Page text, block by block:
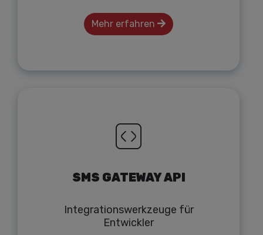
Mehr erfahren
SMS GATEWAY API
Integrationswerkzeuge für
Entwickler